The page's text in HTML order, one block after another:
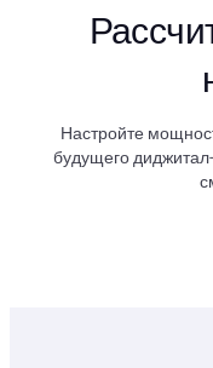
Настройте
будущего